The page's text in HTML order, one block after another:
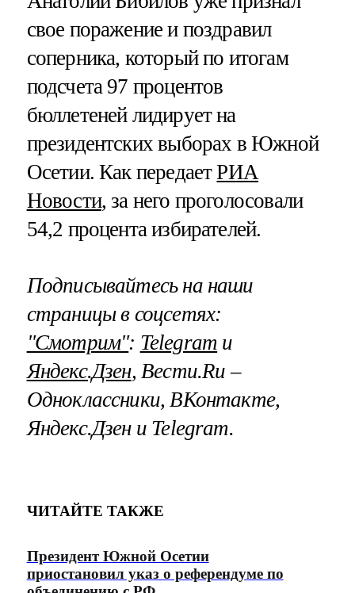
свое поражение и поздравил
соперника, который по итогам
подсчета 97 процентов
бюллетеней лидирует на
президентских выборах в Южной
Осетии. Как передаетРИА
Новости, за него проголосовали
54,2 процента избирателей.
Подписывайтесь на наши
страницы в соцсетях:
"Смотрим": Telegram и
Яндекс.Дзен, Вести.Ru –
Одноклассники, ВКонтакте,
Яндекс.Дзен и Telegram.
ЧИТАЙТЕ ТАКЖЕ
Президент Южной Осетии
приостановил указ о референдуме по